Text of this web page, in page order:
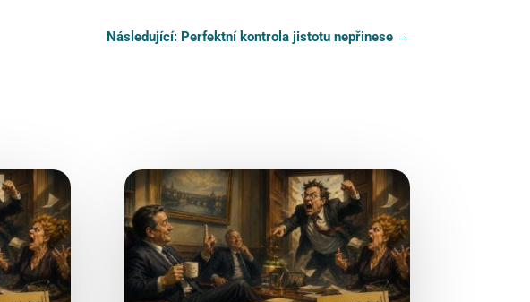
Následující: Perfektní kontrola jistotu nepřinese→